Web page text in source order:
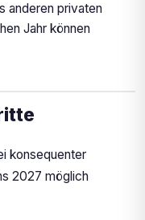
anderen privaten
Jahr können
konsequenter
2027 möglich